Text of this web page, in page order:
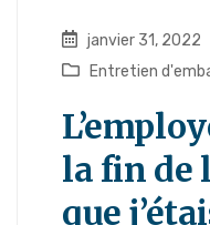
janvier 31, 2022
Entretien
la fin de
que